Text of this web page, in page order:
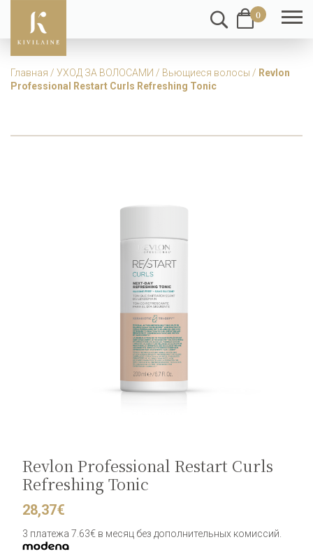
0
Главная / УХОД ЗА ВОЛОСАМИ / Вьющиеся волосы / Revlon
Professional Restart Curls Refreshing Tonic
Revlon Professional Restart Curls
Refreshing Tonic
28,37€
3 платежа 7.63€ в месяц без дополнительных комиссий.